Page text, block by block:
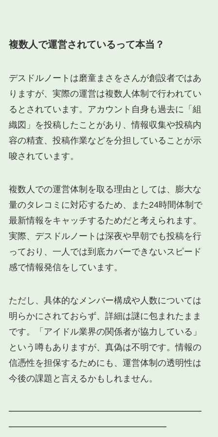
複数人で運営されているって本当？
デスドルノートは磨童まさをさんが創設者ではあ
りますが、実際の運営は複数人体制で行われてい
るとされています。アカウント自身も過去に「組
織図」を投稿したことがあり、情報収集や投稿内
容の精査、投稿作業などを分担していることが示
唆されています。
複数人での運営体制を取る理由としては、膨大な
量のタレコミに対応するため、また24時間体制で
最新情報をキャッチするためだと考えられます。
実際、デスドルノートは深夜や早朝でも投稿を行
っており、一人では到底カバーできないスピード
感で情報発信をしています。
ただし、具体的なメンバー構成や人数については
明らかにされておらず、詳細は謎に包まれたまま
です。「アイドル業界の関係者が協力している」
という噂もありますが、真偽は不明です。情報の
信憑性を担保するためにも、運営体制の透明性は
今後の課題と言えるかもしれません。
━━━━━━━━━━━━━━━━━━━━━━
━━━━━━━━━━━━━━━━━━